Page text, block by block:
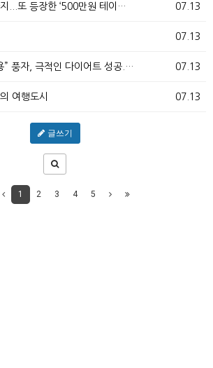
07.13
...또 등장한 ‘500만원 테이…
07.13
07.13
” 풍자, 극적인 다이어트 성공.…
07.13
여행도시
글쓰기
1 2 3 4 5